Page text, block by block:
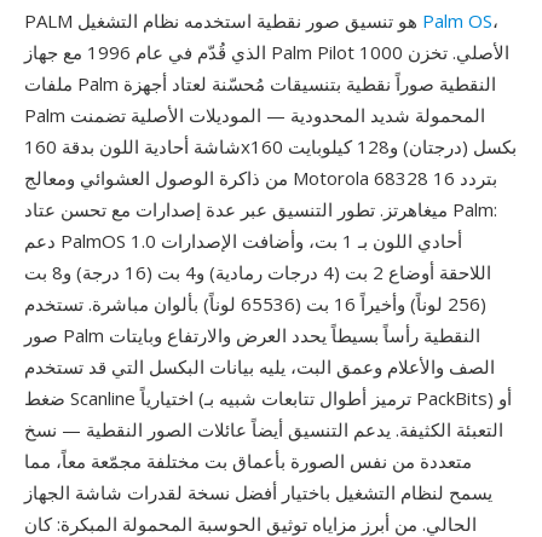
Palm OS،
الذي قُدّم في عام 1996 مع جهاز Palm Pilot 1000 الأصلي. تخزن
ملفات Palm النقطية صوراً نقطية بتنسيقات مُحسّنة لعتاد أجهزة
Palm المحمولة شديد المحدودية — الموديلات الأصلية تضمنت
شاشة أحادية اللون بدقة 160x160 بكسل (درجتان) و128 كيلوبايت
من ذاكرة الوصول العشوائي ومعالج Motorola 68328 بتردد 16
ميغاهرتز. تطور التنسيق عبر عدة إصدارات مع تحسن عتاد Palm:
دعم PalmOS 1.0 أحادي اللون بـ 1 بت، وأضافت الإصدارات
اللاحقة أوضاع 2 بت (4 درجات رمادية) و4 بت (16 درجة) و8 بت
(256 لوناً) وأخيراً 16 بت (65536 لوناً) بألوان مباشرة. تستخدم
صور Palm النقطية رأساً بسيطاً يحدد العرض والارتفاع وبايتات
الصف والأعلام وعمق البت، يليه بيانات البكسل التي قد تستخدم
ضغط Scanline اختيارياً (ترميز أطوال تتابعات شبيه بـ PackBits) أو
التعبئة الكثيفة. يدعم التنسيق أيضاً عائلات الصور النقطية — نسخ
متعددة من نفس الصورة بأعماق بت مختلفة مجمّعة معاً، مما
يسمح لنظام التشغيل باختيار أفضل نسخة لقدرات شاشة الجهاز
الحالي. من أبرز مزاياه توثيق الحوسبة المحمولة المبكرة: كان